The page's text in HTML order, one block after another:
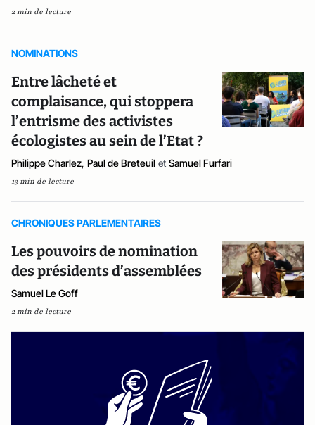
2 min de lecture
NOMINATIONS
Entre lâcheté et
complaisance, qui stoppera
l’entrisme des activistes
écologistes au sein de l’Etat ?
Philippe Charlez, Paul de Breteuil et Samuel Furfari
13 min de lecture
CHRONIQUES PARLEMENTAIRES
Les pouvoirs de nomination
des présidents d’assemblées
Samuel Le Goff
2 min de lecture